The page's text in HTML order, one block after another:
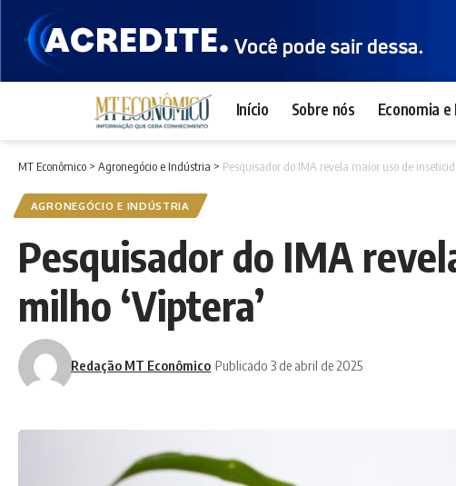
Início Sobre nós Economia
MT Econômico > Agronegócio e Indústria > Pesquisador do IMA revela maior uso de
AGRONEGÓCIO E INDÚSTRIA
Pesquisador do IMA
milho ‘Viptera’
Redação MT Econômico Publicado 3 de abril de 2025